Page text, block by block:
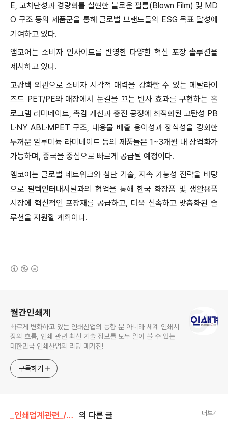
E, 고차단성과 경량화를 실현한 블로운 필름(Blown Film) 및 MD
O 구조 등의 제품군을 통해 글로벌 브랜드들의 ESG 목표 달성에
기여하고 있다.
앰코어는 소비자 인사이트를 반영한 다양한 혁신 포장 솔루션을
제시하고 있다.
고광택 외관으로 소비자 시각적 매력을 강화할 수 있는 메탈라이
즈드 PET/PE와 매장에서 눈길을 끄는 반사 효과를 구현하는 홀
로그램 라미네이트, 촉감 개선과 충전 공정에 최적화된 고탄성 PB
L·NY ABL·MPET 구조, 내용물 배출 용이성과 장식성을 강화한
두꺼운 알루미늄 라미네이트 등의 제품들은 1~3개월 내 상업화가
가능하며, 중국을 중심으로 빠르게 공급될 예정이다.
앰코어는 글로벌 네트워크와 첨단 기술, 지속 가능성 전략을 바탕
으로 필텍인터내셔널과의 협업을 통해 한국 화장품 및 생활용품
시장에 혁신적인 포장재를 공급하고, 더욱 신속하고 맞춤화된 솔
루션을 지원할 계획이다.
월간인쇄계
빠르게 변화하고 있는 인쇄산업의 동향 뿐 아니라 세계 인쇄시
장의 흐름, 인쇄 관련 최신 기술 정보를 모두 알아 볼 수 있는
대한민국 인쇄산업의 리딩 매거진!
구독하기
_인쇄업계관련_/행사 의 다른 글 더보기